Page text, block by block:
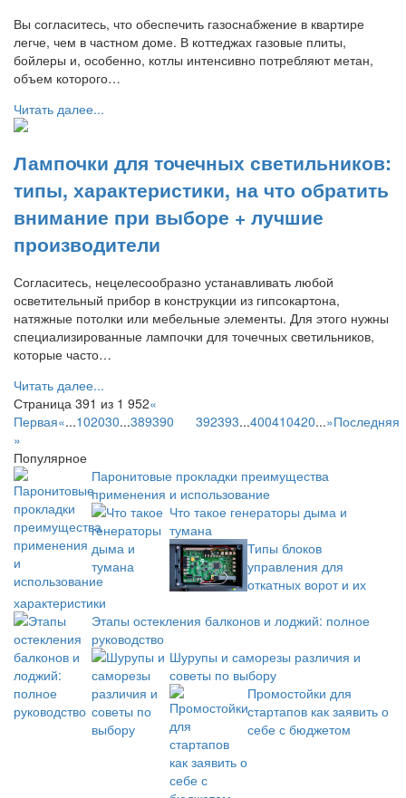
Вы согласитесь, что обеспечить газоснабжение в квартире
легче, чем в частном доме. В коттеджах газовые плиты,
бойлеры и, особенно, котлы интенсивно потребляют метан,
объем которого…
Читать далее...
Лампочки для точечных светильников:
типы, характеристики, на что обратить
внимание при выборе + лучшие
производители
Согласитесь, нецелесообразно устанавливать любой
осветительный прибор в конструкции из гипсокартона,
натяжные потолки или мебельные элементы. Для этого нужны
специализированные лампочки для точечных светильников,
которые часто…
Читать далее...
Страница 391 из 1 952«
Первая«...102030...389390 392393...400410420...»Последняя
»
Популярное
Паронитовые прокладки преимущества
применения и использование
Что такое генераторы дыма и
тумана
Типы блоков
управления для
откатных ворот и их
характеристики
Этапы остекления балконов и лоджий: полное
руководство
Шурупы и саморезы различия и
советы по выбору
Промостойки для
стартапов как заявить о
себе с бюджетом